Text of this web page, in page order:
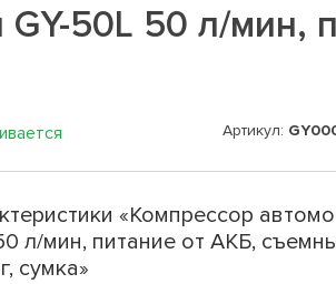
50L 50 л/мин,
Артикул:
«Компрессор
л/мин, питание от АКБ,
сумка»